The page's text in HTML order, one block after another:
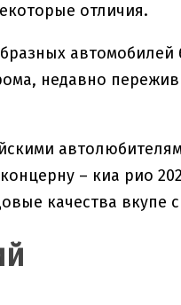
отличия.
недавно
– киа рио
качества вкупе